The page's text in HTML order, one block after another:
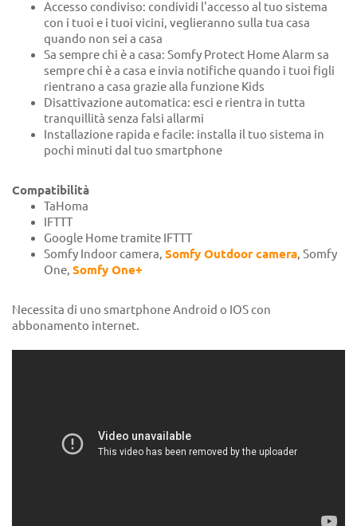
Accesso condiviso: condividi l'accesso al tuo sistema
con i tuoi e i tuoi vicini, veglieranno sulla tua casa
quando non sei a casa
Sa sempre chi è a casa: Somfy Protect Home Alarm sa
sempre chi è a casa e invia notifiche quando i tuoi figli
rientrano a casa grazie alla funzione Kids
Disattivazione automatica: esci e rientra in tutta
tranquillità senza falsi allarmi
Installazione rapida e facile: installa il tuo sistema in
pochi minuti dal tuo smartphone
Compatibilità
TaHoma
IFTTT
Google Home tramite IFTTT
Somfy Indoor camera, Somfy Outdoor camera, Somfy
One, Somfy One+
Necessita di uno smartphone Android o IOS con
abbonamento internet.